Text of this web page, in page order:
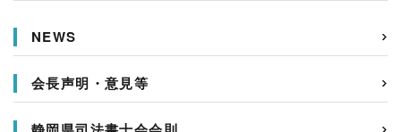
NEWS
会長声明・意見等